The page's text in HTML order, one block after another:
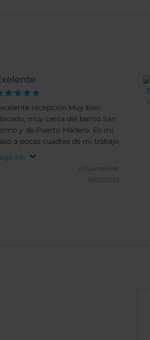
recepción Muy bien
muy cerca del barrio San
y de Puerto Madero. En mi
a pocas cuadras de mi trabajo
Info
mfuentesreb.
19/05/2025